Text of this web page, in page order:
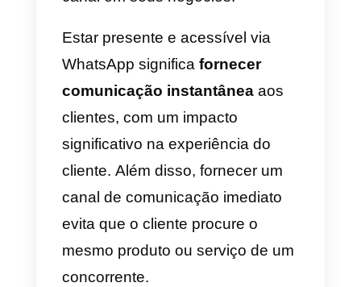
O WhatsApp é o aplicativo de
mensagens diretas mais usado
de todos os tempos, e cada vez
mais empresas, tanto off-line
quanto on-line, estão
a necessidade de integrar esse
canal em seus negócios.